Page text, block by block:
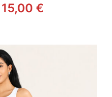
Original
was:
25,90 €.
15,00 €
τιμή